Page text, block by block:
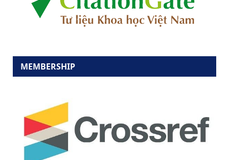
MEMBERSHIP